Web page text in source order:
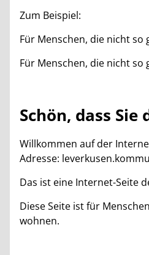
Zum Beispiel:
Für Menschen, die nicht so
Für Menschen, die nicht so
Schön, dass Sie
Willkommen auf der
Adresse:
Das ist eine Internet-Seite
Diese Seite ist für
wohnen.